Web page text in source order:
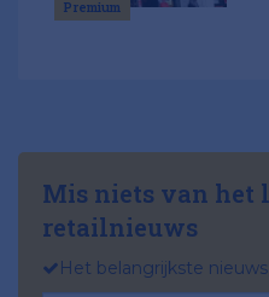
Premium
Mis niets van het
retailnieuws
Het belangrijkste